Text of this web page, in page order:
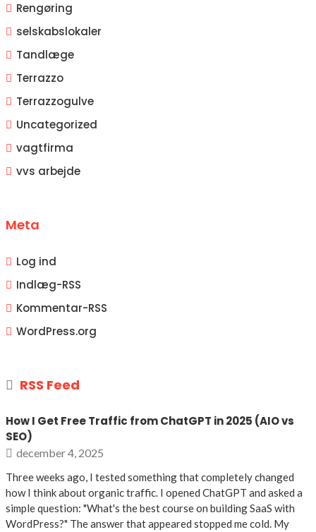
Rengøring
selskabslokaler
Tandlæge
Terrazzo
Terrazzogulve
Uncategorized
vagtfirma
vvs arbejde
Meta
Log ind
Indlæg-RSS
Kommentar-RSS
WordPress.org
RSS Feed
How I Get Free Traffic from ChatGPT in 2025 (AIO vs
SEO)
december 4, 2025
Three weeks ago, I tested something that completely changed
how I think about organic traffic. I opened ChatGPT and asked a
simple question: "What's the best course on building SaaS with
WordPress?" The answer that appeared stopped me cold. My